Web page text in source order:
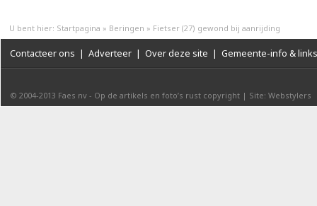
U bent hier: Startpagina » Beringen » Fietser (27) gewond bij aanrijding
Contacteer ons | Adverteer | Over deze site | Gemeente-info & links
© 2004-2013 Faes nv - Op de artikels en foto’s rust copyright | Site: Webstylers